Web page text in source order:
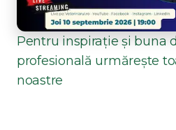
Pentru inspirație și buna
profesională urmărește
noastre